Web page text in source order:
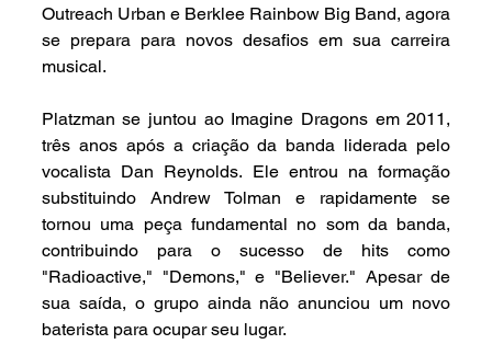
Outreach Urban e Berklee Rainbow Big Band, agora
se prepara para novos desafios em sua carreira
musical.
Platzman se juntou ao Imagine Dragons em 2011,
três anos após a criação da banda liderada pelo
vocalista Dan Reynolds. Ele entrou na formação
substituindo Andrew Tolman e rapidamente se
tornou uma peça fundamental no som da banda,
contribuindo para o sucesso de hits como
"Radioactive," "Demons," e "Believer." Apesar de
sua saída, o grupo ainda não anunciou um novo
baterista para ocupar seu lugar.